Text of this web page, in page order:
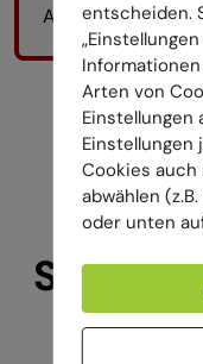
Ausfallzeiten und
So
die
entscheiden.
Arten von
Einstellungen
Cookies
abwählen
oder unten